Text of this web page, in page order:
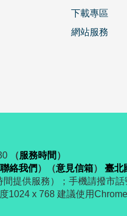
下載專區
網站服務
（服務時間 ）
聯絡我們 ） （意見信箱）
臺北
提供服務）；手機請撥市
x 768 建議使用